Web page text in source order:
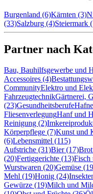
Burgenland (6)Kärnten (3)
(33)Salzburg (4)Steiermark
Partner nach
Bau, Bauhilfsgewerbe und
Accessoires (4)
CommunityElektro und
FahrzeugtechnikGärtnerei,
(23)Gesundheitsberufe
FliesenverlegungHanf und
Reinigung (2)
Körperpflege (7)Kunst und
(6)Lebensmittel (115)
Aufstriche (31)Bier (17)
(20)Fertiggerichte (13)Fisch
Wurstwaren (20)Gemüse
Mehl (19)Honig (24)
Gewürze (19)Milch und